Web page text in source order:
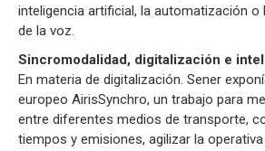
inteligencia artificial, la automatización o
de la voz.
Sincromodalidad, digitalización e
En materia de digitalización. Sener
europeo AirisSynchro, un trabajo para
entre diferentes medios de transporte,
tiempos y emisiones, agilizar la